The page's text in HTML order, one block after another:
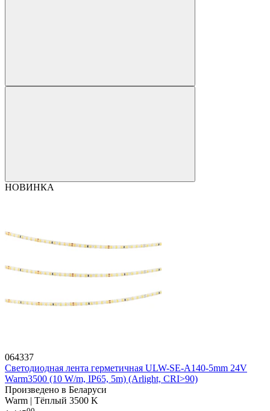
НОВИНКА
064337
Светодиодная лента герметичная ULW-SE-A140-5mm 24V
Warm3500 (10 W/m, IP65, 5m) (Arlight, CRI>90)
Произведено в Беларуси
Warm | Тёплый 3500 K